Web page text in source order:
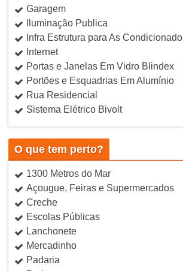
Garagem
Iluminação Publica
Infra Estrutura para As Condicionado
Internet
Portas e Janelas Em Vidro Blindex
Portões e Esquadrias Em Alumínio
Rua Residencial
Sistema Elétrico Bivolt
O que tem perto?
1300 Metros do Mar
Açougue, Feiras e Supermercados
Creche
Escolas Públicas
Lanchonete
Mercadinho
Padaria